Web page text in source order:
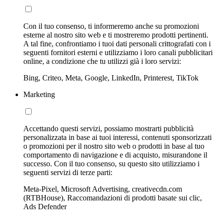
Con il tuo consenso, ti informeremo anche su promozioni
esterne al nostro sito web e ti mostreremo prodotti pertinenti.
A tal fine, confrontiamo i tuoi dati personali crittografati con i
seguenti fornitori esterni e utilizziamo i loro canali pubblicitari
online, a condizione che tu utilizzi già i loro servizi:
Bing, Criteo, Meta, Google, LinkedIn, Printerest, TikTok
Marketing
Accettando questi servizi, possiamo mostrarti pubblicità
personalizzata in base ai tuoi interessi, contenuti sponsorizzati
o promozioni per il nostro sito web o prodotti in base al tuo
comportamento di navigazione e di acquisto, misurandone il
successo. Con il tuo consenso, su questo sito utilizziamo i
seguenti servizi di terze parti:
Meta-Pixel, Microsoft Advertising, creativecdn.com
(RTBHouse), Raccomandazioni di prodotti basate sui clic,
Ads Defender